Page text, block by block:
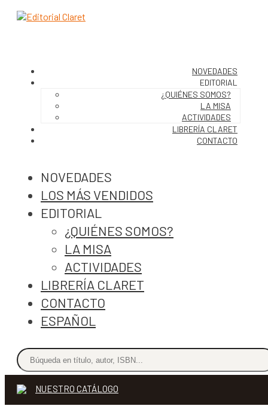
NOVEDADES
EDITORIAL
¿QUIÉNES SOMOS?
LA MISA
ACTIVIDADES
LIBRERÍA CLARET
CONTACTO
NOVEDADES
LOS MÁS VENDIDOS
EDITORIAL
¿QUIÉNES SOMOS?
LA MISA
ACTIVIDADES
LIBRERÍA CLARET
CONTACTO
ESPAÑOL
NUESTRO CATÁLOGO